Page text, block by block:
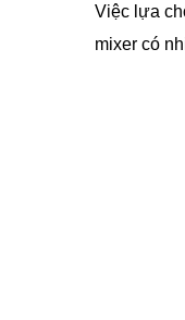
Việc lựa
mixer có